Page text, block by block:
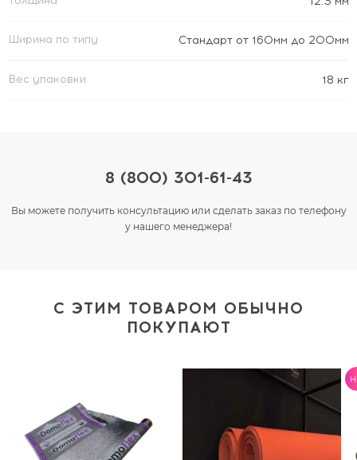
Ширина по типу Стандарт от 160мм до 200мм
Вес упаковки 18 кг
8 (800) 301-61-43
Вы можете получить консультацию или сделать заказ по телефону
у нашего менеджера!
С ЭТИМ ТОВАРОМ ОБЫЧНО
ПОКУПАЮТ